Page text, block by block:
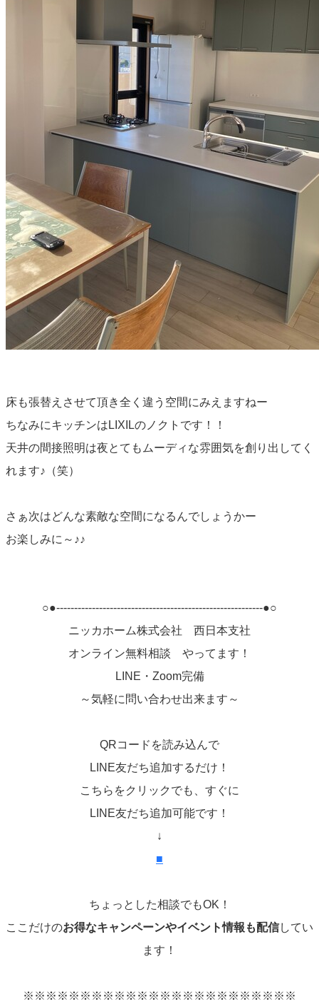
床も張替えさせて頂き全く違う空間にみえますねー
ちなみにキッチンはLIXILのノクトです！！
天井の間接照明は夜とてもムーディな雰囲気を創り出してく
れます♪（笑）
さぁ次はどんな素敵な空間になるんでしょうかー
お楽しみに～♪♪
○●----------------------------------------------------------●○
ニッカホーム株式会社 西日本支社
オンライン無料相談 やってます！
LINE・Zoom完備
～気軽に問い合わせ出来ます～
QRコードを読み込んで
LINE友だち追加するだけ！
こちらをクリックでも、すぐに
LINE友だち追加可能です！
↓
■
ちょっとした相談でもOK！
ここだけのお得なキャンペーンやイベント情報も配信してい
ます！
※※※※※※※※※※※※※※※※※※※※※※※※